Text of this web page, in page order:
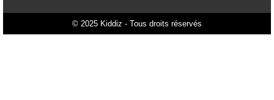
© 2025 Kiddiz - Tous droits réservés